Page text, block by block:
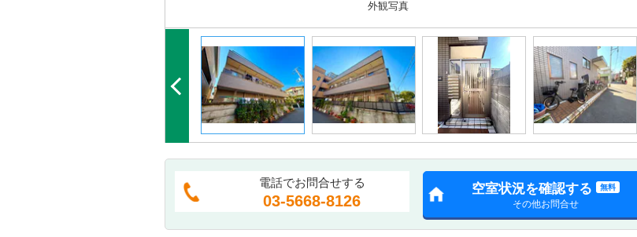
外観写真
電話でお問合せする
03-5668-8126
空室状況を確認する 無料
その他お問合せ